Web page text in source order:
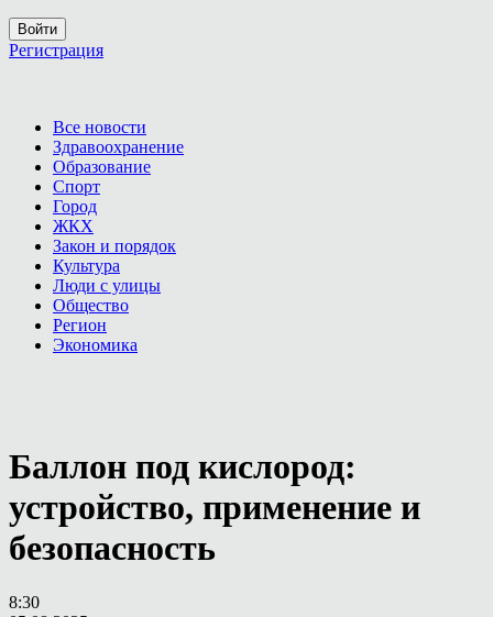
Войти
Регистрация
Все новости
Здравоохранение
Образование
Спорт
Город
ЖКХ
Закон и порядок
Культура
Люди с улицы
Общество
Регион
Экономика
Баллон под кислород:
устройство, применение и
безопасность
8:30